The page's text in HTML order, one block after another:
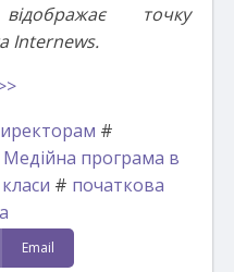
точку
Internews.
#
Медійна програма в
# початкова
Email